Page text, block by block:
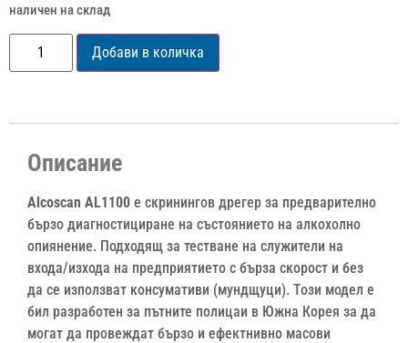
наличен на склад
Добави в количка
Описание
Alcoscan AL1100 е скринингов дрегер за предварително
бързо диагностициране на състоянието на алкохолно
опиянение. Подходящ за тестване на служители на
входа/изхода на предприятието с бърза скорост и без
да се използват консумативи (мундщуци). Този модел е
бил разработен за пътните полицаи в Южна Корея за да
могат да провеждат бързо и ефектнивно масови